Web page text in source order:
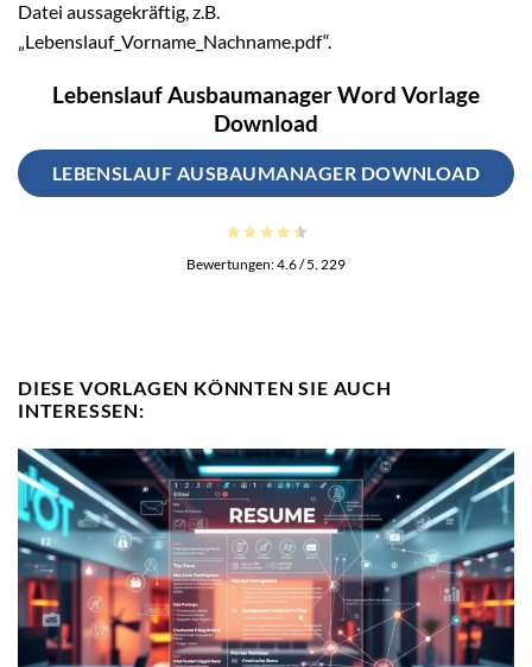
Datei aussagekräftig, z.B.
„Lebenslauf_Vorname_Nachname.pdf“.
Lebenslauf Ausbaumanager Word Vorlage
Download
LEBENSLAUF AUSBAUMANAGER DOWNLOAD
Bewertungen:4.6/ 5. 229
DIESE VORLAGEN KÖNNTEN SIE AUCH
INTERESSEN: